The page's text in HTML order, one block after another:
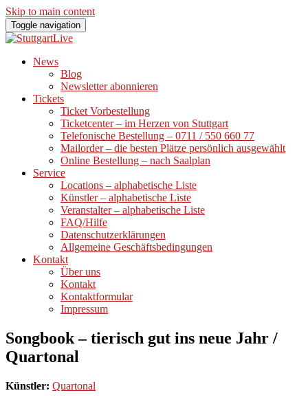
Skip to main content
Toggle navigation
News
Blog
Newsletter abonnieren
Tickets
Ticket Vorbestellung
Ticketcenter – im Herzen von Stuttgart
Telefonische Bestellung – 0711 / 550 660 77
Mailorder – die besten Plätze persönlich ausgewählt
Online Bestellung – nach Saalplan
Service
Locations – alphabetische Liste
Künstler – alphabetische Liste
Veranstalter – alphabetische Liste
FAQ/Hilfe
Datenschutzerklärungen
Allgemeine Geschäftsbedingungen
Kontakt
Über uns
Kontakt
Kontaktformular
Impressum
Songbook – tierisch gut ins neue Jahr /
Quartonal
Künstler: Quartonal